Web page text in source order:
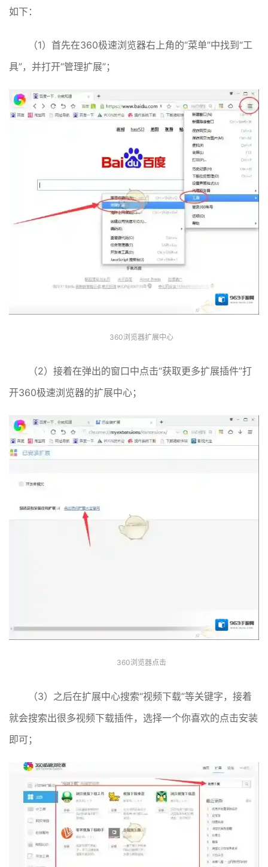
如下：
（1）首先在360极速浏览器右上角的“菜单”中找到“工
具”，并打开“管理扩展”；
360浏览器扩展中心
（2）接着在弹出的窗口中点击“获取更多扩展插件”打
开360极速浏览器的扩展中心；
360浏览器点击
（3）之后在扩展中心搜索“视频下载”等关键字，接着
就会搜索出很多视频下载插件，选择一个你喜欢的点击安装
即可；